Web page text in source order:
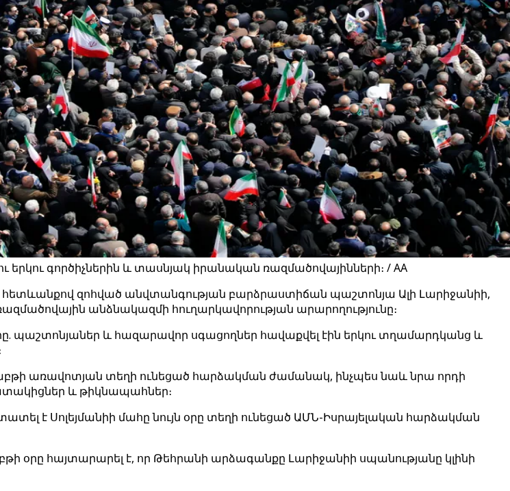
գործիչներին և տասնյակ իրանական ռազմածովայինների։ / AA
հետևանքով զոհված անվտանգության բարձրաստիճան պաշտոնյա Ալի Լարիջանիի,
անձնակազմի հուղարկավորության արարողությունը։
օրը. պաշտոնյաներ և հազարավոր սգացողներ հավաքվել էին երկու տղամարդկանց և
առավոտյան տեղի ունեցած հարձակման ժամանակ, ինչպես նաև նրա որդի
և թիկնապահներ։
է Սոլեյմանիի մահը նույն օրը տեղի ունեցած ԱՄՆ-Իսրայելական հարձակման
օրը հայտարարել է, որ Թեհրանի արձագանքը Լարիջանիի սպանությանը կլինի